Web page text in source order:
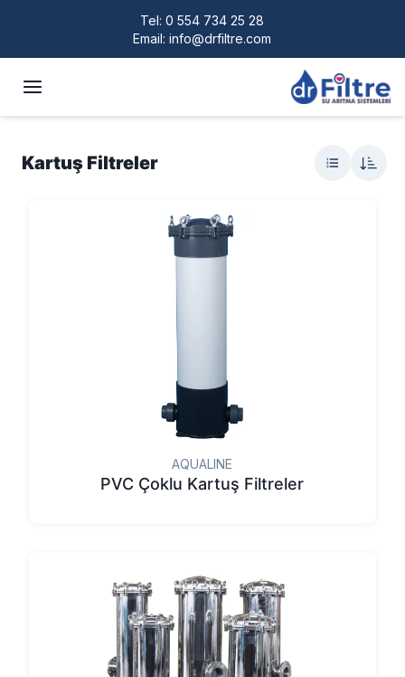
Tel:0 554 734 25 28
Email:info@drfiltre.com
Kartuş Filtreler
AQUALINE
PVC Çoklu Kartuş Filtreler